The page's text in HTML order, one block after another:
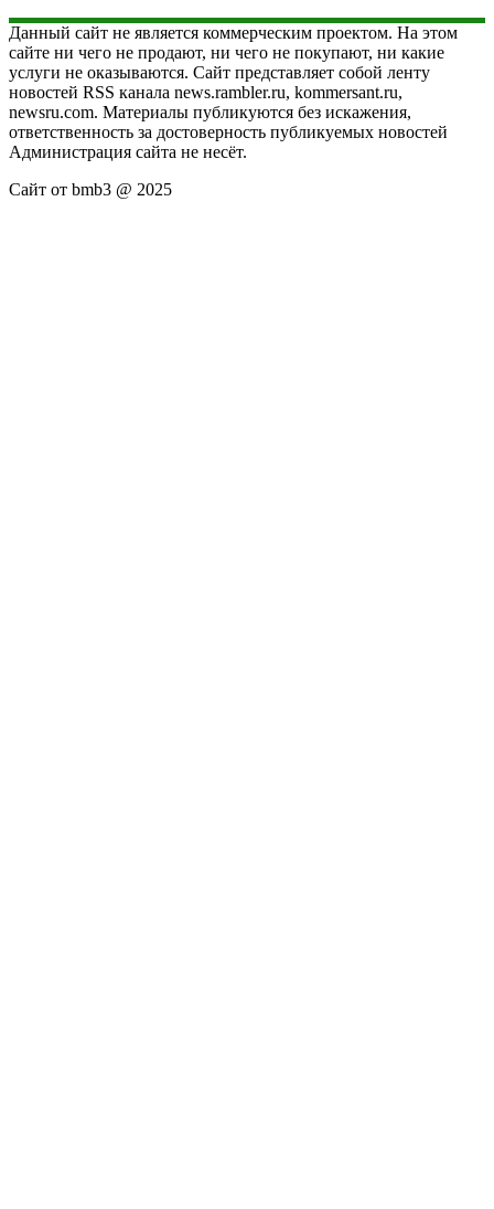
Данный сайт не является коммерческим проектом. На этом
сайте ни чего не продают, ни чего не покупают, ни какие
услуги не оказываются. Сайт представляет собой ленту
новостей RSS канала news.rambler.ru, kommersant.ru,
newsru.com. Материалы публикуются без искажения,
ответственность за достоверность публикуемых новостей
Администрация сайта не несёт.
Сайт от bmb3 @ 2025